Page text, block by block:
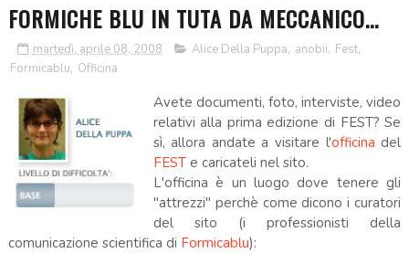
FORMICHE BLU IN TUTA DA MECCANICO...
martedì, aprile 08, 2008 Alice Della Puppa, anobii, Fest,
Formicablu, Officina
Avete documenti, foto, interviste, video
relativi alla prima edizione di FEST? Se
sì, allora andate a visitare l'officina del
FESTe caricateli nel sito.
L'officina è un luogo dove tenere gli
"attrezzi" perchè come dicono i curatori
del sito (i professionisti della
comunicazione scientifica di Formicablu):